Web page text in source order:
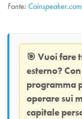
Fonte: Coinspeaker.com
🎯 Vuoi fare
esterno? Con
programma
operare sui
capitale